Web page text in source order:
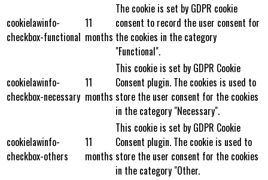
cookielawinfo-
checkbox-functional
11
months
The cookie is set by GDPR cookie
consent to record the user consent for
the cookies in the category
"Functional".
cookielawinfo-
checkbox-necessary
11
months
This cookie is set by GDPR Cookie
Consent plugin. The cookies is used to
store the user consent for the cookies
in the category "Necessary".
cookielawinfo-
checkbox-others
11
months
This cookie is set by GDPR Cookie
Consent plugin. The cookie is used to
store the user consent for the cookies
in the category "Other.